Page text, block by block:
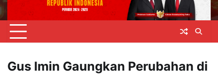
Gus Imin Gaungkan Perubahan di